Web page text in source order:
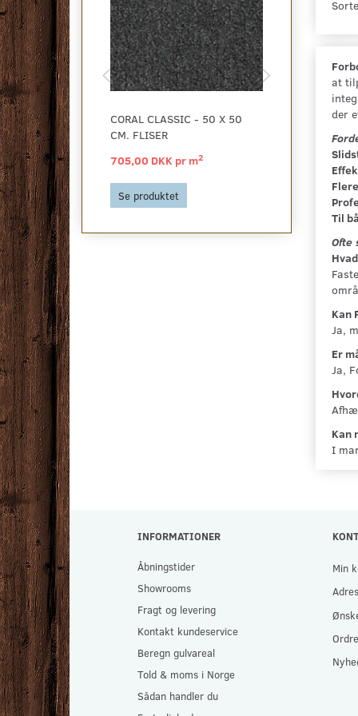
Coffee(3)
Biscotti brown(3)
Byzantine purple(2)
Avocado green (3)
CORAL CLASSIC - 50 X 50
CM. FLISER
705,00 DKK pr m2
Se produktet
CORAL
1.129,00 DKK
Se produktet
at
der
Til
Ofte
Kan
Ja,
Er
Ja,
Kan
I
INFORMATIONER
Åbningstider
Showrooms
Fragt og levering
Kontakt kundeservice
Beregn gulvareal
Told & moms i Norge
Sådan handler du
Min